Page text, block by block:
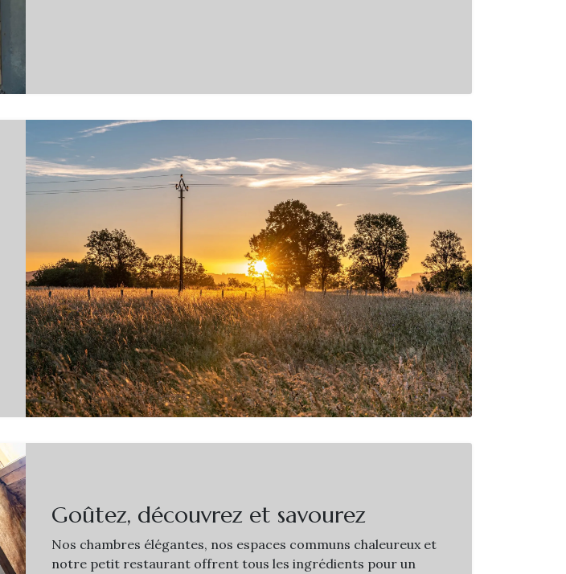
Goûtez, découvrez et savourez
Nos chambres élégantes, nos espaces communs chaleureux et
notre petit restaurant offrent tous les ingrédients pour un